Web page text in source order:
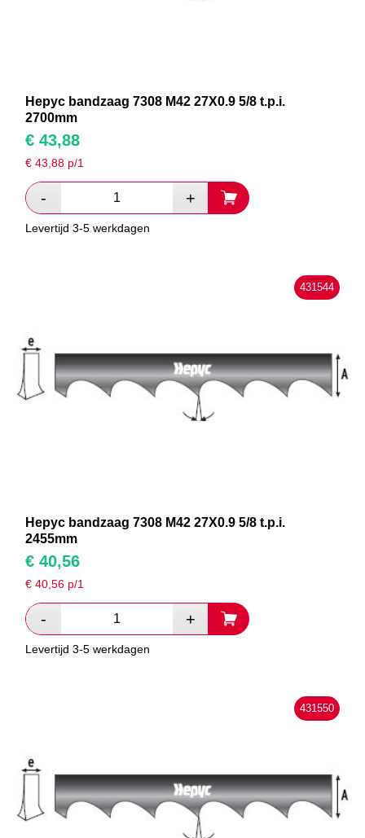
Hepyc bandzaag 7308 M42 27X0.9 5/8 t.p.i.
2700mm
€ 43,88
€43,88 p/1
Levertijd 3-5 werkdagen
431544
Hepyc bandzaag 7308 M42 27X0.9 5/8 t.p.i.
2455mm
€ 40,56
€40,56 p/1
Levertijd 3-5 werkdagen
431550